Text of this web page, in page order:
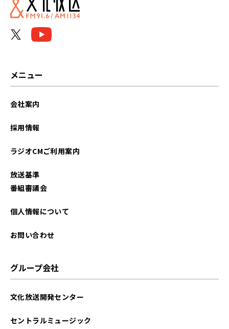
メニュー
会社案内
採用情報
ラジオCMご利用案内
放送基準
番組審議会
個人情報について
お問い合わせ
グループ会社
文化放送開発センター
セントラルミュージック